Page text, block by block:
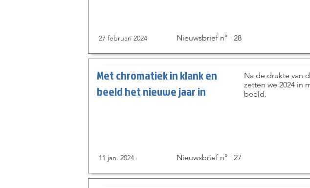
27 februari 2024 Nieuwsbrief n° 28
Met chromatiek in klank en
beeld het nieuwe jaar in
Na de drukte van
zetten we 2024 in
beeld.
11 jan. 2024 Nieuwsbrief n° 27